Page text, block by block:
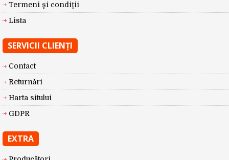
Termeni şi condiţii
Lista
SERVICII CLIENŢI
Contact
Returnări
Harta sitului
GDPR
EXTRA